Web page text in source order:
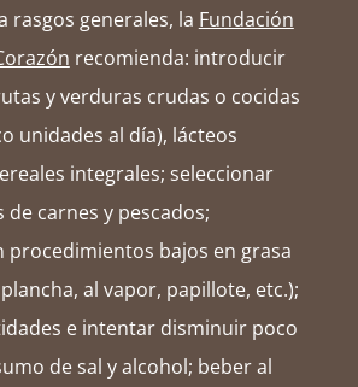
rasgos generales, la Fundación
recomienda: introducir
y verduras crudas o cocidas
unidades al día), lácteos
integrales; seleccionar
carnes y pescados;
procedimientos bajos en grasa
al vapor, papillote, etc.);
e intentar disminuir poco
de sal y alcohol; beber al